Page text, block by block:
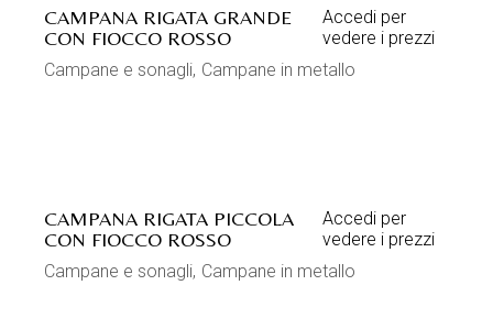
CAMPANA RIGATA GRANDE
CON FIOCCO ROSSO
Accedi per
vedere i prezzi
Campane e sonagli Campane in metallo
CAMPANA RIGATA PICCOLA
CON FIOCCO ROSSO
Accedi per
vedere i prezzi
Campane e sonagli Campane in metallo